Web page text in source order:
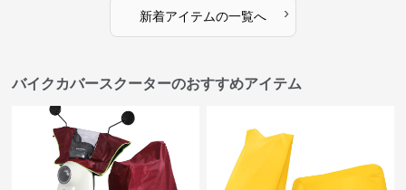
新着アイテムの一覧へ ›
バイクカバースクーターのおすすめアイテム